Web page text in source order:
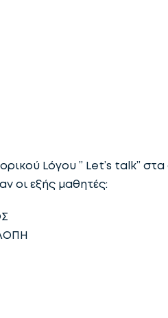
Lόγου ” Let’s talk”
οι εξής μαθητές: